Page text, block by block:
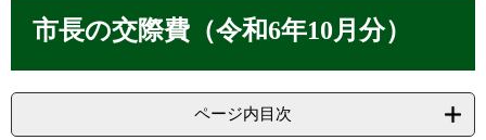
市長の交際費（令和6年10月分）
ページ内目次